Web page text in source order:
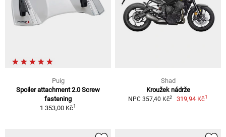
Puig
Spoiler attachment 2.0 Screw
fastening
1 353,00 Kč1
Shad
Kroužek nádrže
NPC 357,40 Kč2 319,94 Kč1